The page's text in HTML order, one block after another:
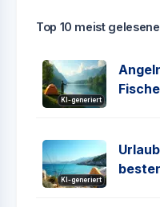
Top 10 meist
KI-generiert
KI-generiert